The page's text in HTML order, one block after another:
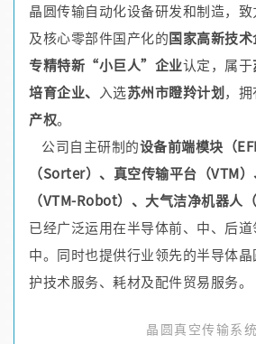
晶圆传输自动化设备研发和制造，
及核心零部件国产化的国家高新技
专精特新“小巨人”企业认定，属于
培育企业、
入选苏州市瞪羚计划，拥
产权。
公司自主研制的设备前端模块（
（Sorter）、真空传输平台（VTM
（VTM-Robot）、大气洁净机器人
已经广泛运用在半导体前、中、后
中。同时也提供行业领先的半导体
护技术服务、耗材及配件贸易服务。
晶圆真空传输系统